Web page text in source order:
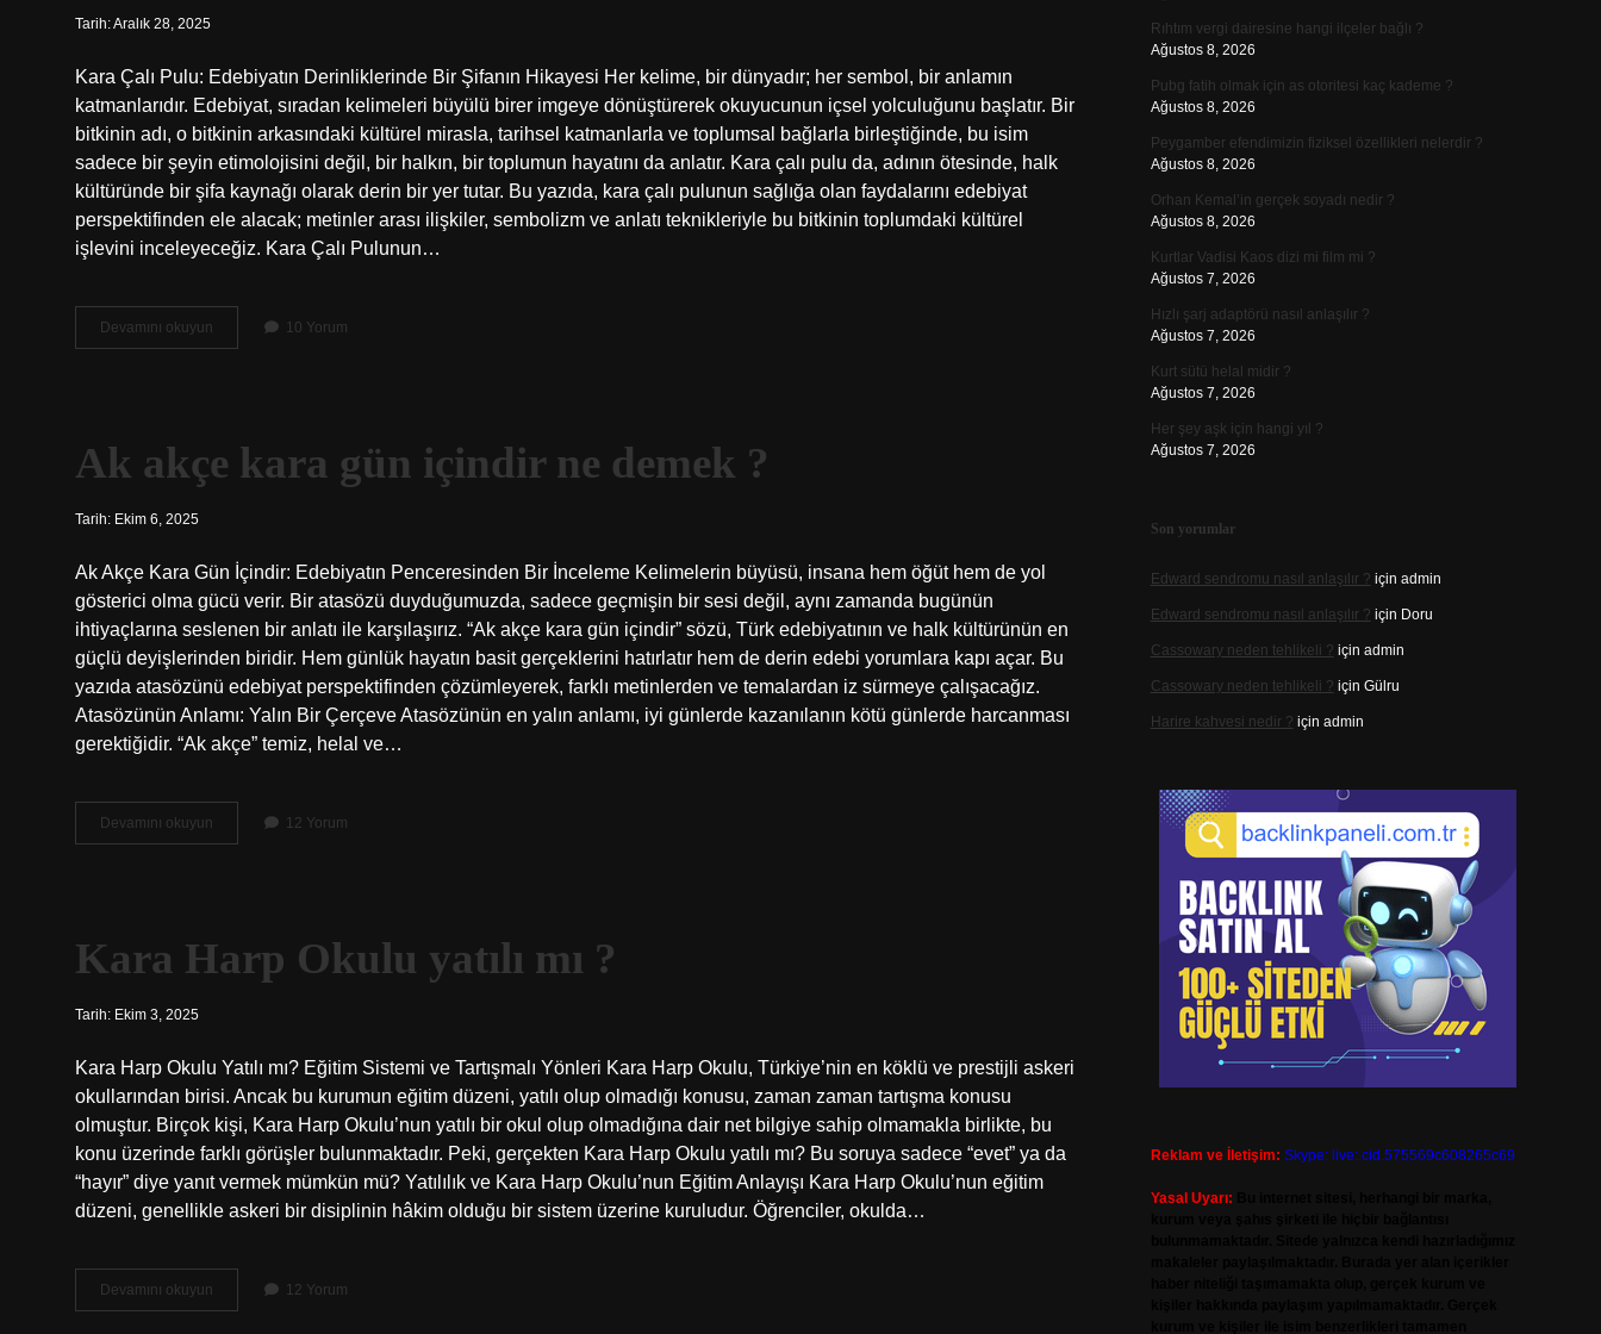
Tarih: Aralık 28, 2025
Kara Çalı Pulu: Edebiyatın Derinliklerinde Bir Şifanın Hikayesi Her kelime, bir dünyadır; her sembol, bir anlamın
katmanlarıdır. Edebiyat, sıradan kelimeleri büyülü birer imgeye dönüştürerek okuyucunun içsel yolculuğunu başlatır. Bir
bitkinin adı, o bitkinin arkasındaki kültürel mirasla, tarihsel katmanlarla ve toplumsal bağlarla birleştiğinde, bu isim
sadece bir şeyin etimolojisini değil, bir halkın, bir toplumun hayatını da anlatır. Kara çalı pulu da, adının ötesinde, halk
kültüründe bir şifa kaynağı olarak derin bir yer tutar. Bu yazıda, kara çalı pulunun sağlığa olan faydalarını edebiyat
perspektifinden ele alacak; metinler arası ilişkiler, sembolizm ve anlatı teknikleriyle bu bitkinin toplumdaki kültürel
işlevini inceleyeceğiz. Kara Çalı Pulunun…
Devamını okuyun
çalı
10 Yorum
Ak akçe kara gün içindir ne demek ?
Tarih: Ekim 6, 2025
Ak Akçe Kara Gün İçindir: Edebiyatın Penceresinden Bir İnceleme Kelimelerin büyüsü, insana hem öğüt hem de yol
gösterici olma gücü verir. Bir atasözü duyduğumuzda, sadece geçmişin bir sesi değil, aynı zamanda bugünün
ihtiyaçlarına seslenen bir anlatı ile karşılaşırız. “Ak akçe kara gün içindir” sözü, Türk edebiyatının ve halk kültürünün en
güçlü deyişlerinden biridir. Hem günlük hayatın basit gerçeklerini hatırlatır hem de derin edebi yorumlara kapı açar. Bu
yazıda atasözünü edebiyat perspektifinden çözümleyerek, farklı metinlerden ve temalardan iz sürmeye çalışacağız.
Atasözünün Anlamı: Yalın Bir Çerçeve Atasözünün en yalın anlamı, iyi günlerde kazanılanın kötü günlerde harcanması
gerektiğidir. “Ak akçe” temiz, helal ve…
Devamını okuyun
akçe
demek
?
12 Yorum
Kara Harp Okulu yatılı mı ?
Tarih: Ekim 3, 2025
Kara Harp Okulu Yatılı mı? Eğitim Sistemi ve Tartışmalı Yönleri Kara Harp Okulu, Türkiye’nin en köklü ve prestijli askeri
okullarından birisi. Ancak bu kurumun eğitim düzeni, yatılı olup olmadığı konusu, zaman zaman tartışma konusu
olmuştur. Birçok kişi, Kara Harp Okulu’nun yatılı bir okul olup olmadığına dair net bilgiye sahip olmamakla birlikte, bu
konu üzerinde farklı görüşler bulunmaktadır. Peki, gerçekten Kara Harp Okulu yatılı mı? Bu soruya sadece “evet” ya da
“hayır” diye yanıt vermek mümkün mü? Yatılılık ve Kara Harp Okulu’nun Eğitim Anlayışı Kara Harp Okulu’nun eğitim
düzeni, genellikle askeri bir disiplinin hâkim olduğu bir sistem üzerine kuruludur. Öğrenciler, okulda…
Devamını okuyun
Harp
12 Yorum
Rıhtım vergi dairesine hangi ilçeler bağlı ?
Ağustos 8, 2026
Pubg fatih olmak için as otoritesi kaç kademe ?
Ağustos 8, 2026
Peygamber efendimizin fiziksel özellikleri nelerdir ?
Ağustos 8, 2026
Orhan Kemal’in gerçek soyadı nedir ?
Ağustos 8, 2026
Kurtlar Vadisi Kaos dizi mi film mi ?
Ağustos 7, 2026
Hızlı şarj adaptörü nasıl anlaşılır ?
Ağustos 7, 2026
Kurt sütü helal midir ?
Ağustos 7, 2026
Her şey aşk için hangi yıl ?
Ağustos 7, 2026
Son yorumlar
Edward sendromu nasıl anlaşılır ? için admin
Edward sendromu nasıl anlaşılır ? için Doru
Cassowary neden tehlikeli ? için admin
Cassowary neden tehlikeli ? için Gülru
Harire kahvesi nedir ? için admin
Reklam ve İletişim: Skype: live:.cid.575569c608265c69
Yasal Uyarı: